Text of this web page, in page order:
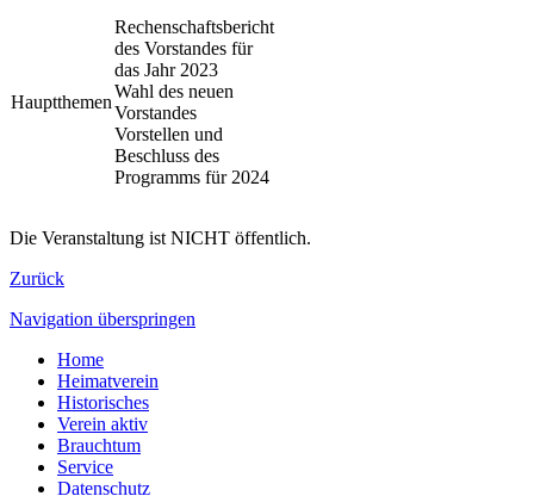
Hauptthemen
Rechenschaftsbericht
des Vorstandes für
das Jahr 2023
Wahl des neuen
Vorstandes
Vorstellen und
Beschluss des
Programms für 2024
Die Veranstaltung ist NICHT öffentlich.
Zurück
Navigation überspringen
Home
Heimatverein
Historisches
Verein aktiv
Brauchtum
Service
Datenschutz